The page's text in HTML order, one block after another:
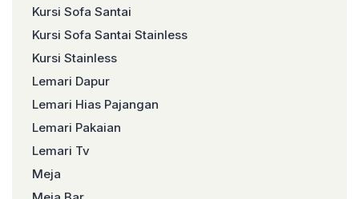
Kursi Sofa Santai
Kursi Sofa Santai Stainless
Kursi Stainless
Lemari Dapur
Lemari Hias Pajangan
Lemari Pakaian
Lemari Tv
Meja